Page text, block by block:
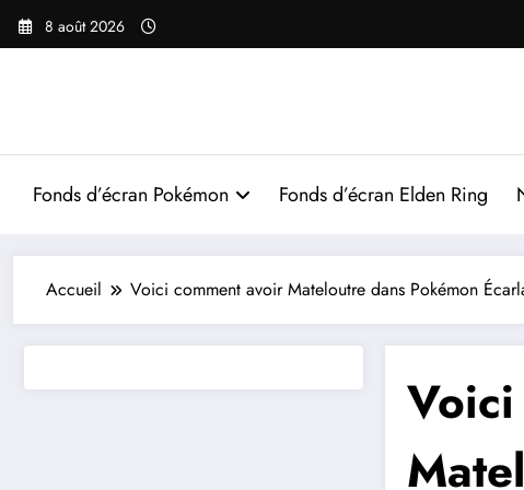
Aller
8 août 2026
Fonds d’écran Pokémon Fonds d’écran Elden Ring
Accueil Voici comment avoir Mateloutre dans Pokémon